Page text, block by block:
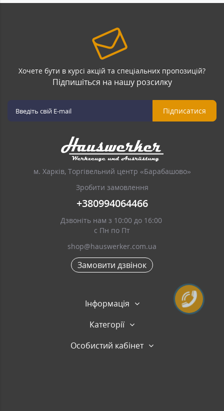
Хочете бути в курсі акцій та спеціальних пропозицій?
Підпишіться на нашу розсилку
Підписатися
м. Харків, Торгівельний центр «Барабашово»
Зробити замовлення
+380994064466
Дзвоніть нам з 10:00 до 16:00
с Пн по Пт
shop@hauswerker.com.ua
Замовити дзвінок
Інформація
Категорії
Особистий кабінет